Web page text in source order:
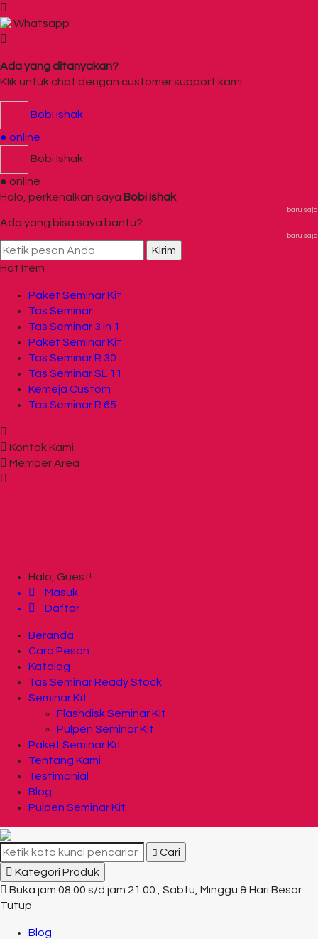
Whatsapp
Ada yang ditanyakan?
Klik untuk chat dengan customer support kami
Bobi Ishak
● online
Bobi Ishak
● online
Halo, perkenalkan saya Bobi Ishak
baru saja
Ada yang bisa saya bantu?
baru saja
Kirim
Hot Item
Paket Seminar Kit
Tas Seminar
Tas Seminar 3 in 1
Paket Seminar Kit
Tas Seminar R 30
Tas Seminar SL 11
Kemeja Custom
Tas Seminar R 65
Kontak Kami
Member Area
Halo, Guest!
Masuk
Daftar
Beranda
Cara Pesan
Katalog
Tas Seminar Ready Stock
Seminar Kit
Flashdisk Seminar Kit
Pulpen Seminar Kit
Paket Seminar Kit
Tentang Kami
Testimonial
Blog
Pulpen Seminar Kit
Cari
Kategori Produk
Buka jam 08.00 s/d jam 21.00 , Sabtu, Minggu & Hari Besar
Tutup
Blog